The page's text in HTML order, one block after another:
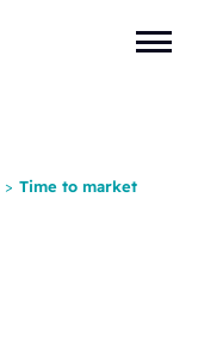
> Time to market